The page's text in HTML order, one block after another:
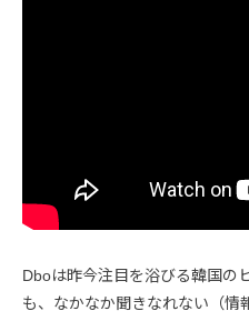
Dboは昨今注目を浴びる韓国の
も、なかなか聞きなれない（情